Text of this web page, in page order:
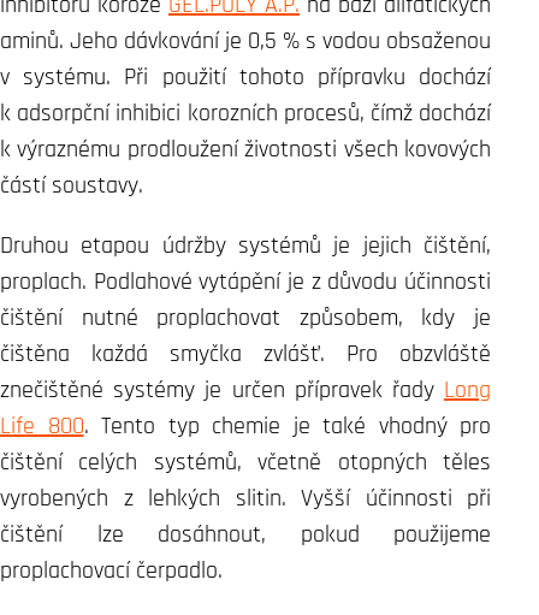
aminů. Jeho dávkování je 0,5 % s vodou obsaženou
v systému. Při použití tohoto přípravku dochází
k adsorpční inhibici korozních procesů, čímž dochází
k výraznému prodloužení životnosti všech kovových
částí soustavy.
Druhou etapou údržby systémů je jejich čištění,
proplach. Podlahové vytápění je z důvodu účinnosti
čištění nutné proplachovat způsobem, kdy je
čištěna každá smyčka zvlášť. Pro obzvláště
znečištěné systémy je určen přípravek řady Long
Life 800. Tento typ chemie je také vhodný pro
čištění celých systémů, včetně otopných těles
vyrobených z lehkých slitin. Vyšší účinnosti při
čištění lze dosáhnout, pokud použijeme
proplachovací čerpadlo.